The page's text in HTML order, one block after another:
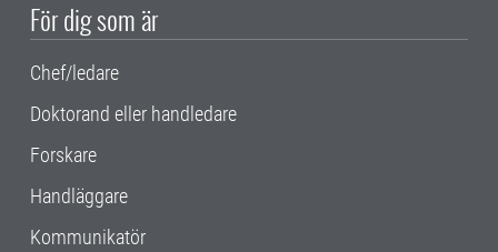
För dig som är
Chef/ledare
Doktorand eller handledare
Forskare
Handläggare
Kommunikatör